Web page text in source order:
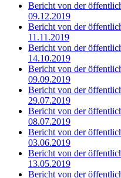
Bericht von der
09.12.2019
Bericht von der
11.11.2019
Bericht von der
14.10.2019
Bericht von der
09.09.2019
Bericht von der
29.07.2019
Bericht von der
08.07.2019
Bericht von der
03.06.2019
Bericht von der
13.05.2019
Bericht von der